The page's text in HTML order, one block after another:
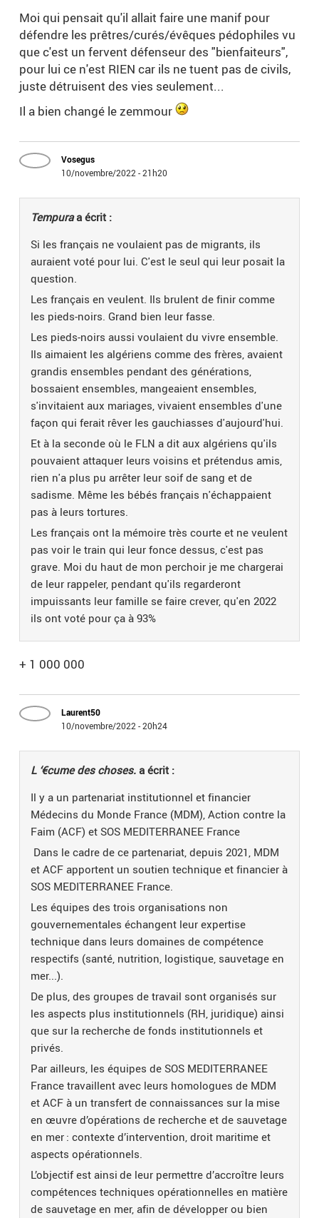
Moi qui pensait qu'il allait faire une manif pour
défendre les prêtres/curés/évêques pédophiles vu
que c'est un fervent défenseur des "bienfaiteurs",
pour lui ce n'est RIEN car ils ne tuent pas de civils,
juste détruisent des vies seulement...
Il a bien changé le zemmour
Vosegus
10/novembre/2022 - 21h20
Tempuraa écrit :
Si les français ne voulaient pas de migrants, ils
auraient voté pour lui. C'est le seul qui leur posait la
question.
Les français en veulent. Ils brulent de finir comme
les pieds-noirs. Grand bien leur fasse.
Les pieds-noirs aussi voulaient du vivre ensemble.
Ils aimaient les algériens comme des frères, avaient
grandis ensembles pendant des générations,
bossaient ensembles, mangeaient ensembles,
s'invitaient aux mariages, vivaient ensembles d'une
façon qui ferait rêver les gauchiasses d'aujourd'hui.
Et à la seconde où le FLN a dit aux algériens qu'ils
pouvaient attaquer leurs voisins et prétendus amis,
rien n'a plus pu arrêter leur soif de sang et de
sadisme. Même les bébés français n'échappaient
pas à leurs tortures.
Les français ont la mémoire très courte et ne veulent
pas voir le train qui leur fonce dessus, c'est pas
grave. Moi du haut de mon perchoir je me chargerai
de leur rappeler, pendant qu'ils regarderont
impuissants leur famille se faire crever, qu'en 2022
ils ont voté pour ça à 93%
+ 1 000 000
Laurent50
10/novembre/2022 - 20h24
L ‘€cume des choses. a écrit :
Il y a un partenariat institutionnel et financier
Médecins du Monde France (MDM), Action contre la
Faim (ACF) et SOS MEDITERRANEE France
Dans le cadre de ce partenariat, depuis 2021, MDM
et ACF apportent un soutien technique et financier à
SOS MEDITERRANEE France.
Les équipes des trois organisations non
gouvernementales échangent leur expertise
technique dans leurs domaines de compétence
respectifs (santé, nutrition, logistique, sauvetage en
mer...).
De plus, des groupes de travail sont organisés sur
les aspects plus institutionnels (RH, juridique) ainsi
que sur la recherche de fonds institutionnels et
privés.
Par ailleurs, les équipes de SOS MEDITERRANEE
France travaillent avec leurs homologues de MDM
et ACF à un transfert de connaissances sur la mise
en œuvre d’opérations de recherche et de sauvetage
en mer : contexte d’intervention, droit maritime et
aspects opérationnels.
L’objectif est ainsi de leur permettre d’accroître leurs
compétences techniques opérationnelles en matière
de sauvetage en mer, afin de développer ou bien